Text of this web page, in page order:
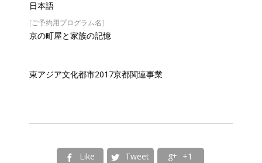
日本語
[ご予約用プログラム名]
京の町屋と家族の記憶
東アジア文化都市2017京都関連事業
 Like  Tweet  +1